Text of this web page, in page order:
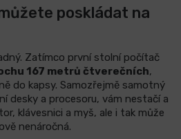
poskládat na
Zatímco první stolní počítač
167 metrů čtverečních,
do kapsy. Samozřejmě samotný
desky a procesoru, vám nestačí a
klávesnici a myš, ale i tak může
nenáročná.